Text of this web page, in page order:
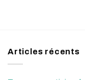
Articles récents